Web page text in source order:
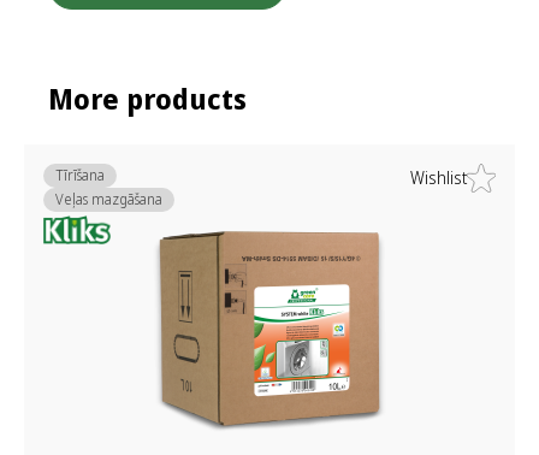
More products
Wishlist
Tīrīšana
Veļas mazgāšana